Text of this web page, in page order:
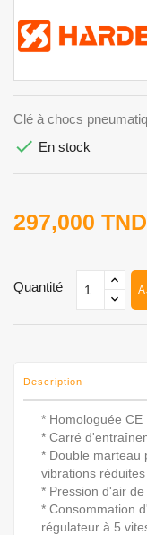
Clé à chocs
 En stock
297,000 TND
Quantité
Description
* Homologuée CE
* Carré
* Double marteau
vibrations réduites
* Pression d'air
* Consommation
régulateur à 5